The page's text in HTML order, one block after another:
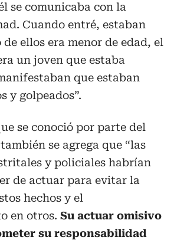
se comunicaba con la
Cuando entré, estaban
ellos era menor de edad, el
un joven que estaba
que estaban
y golpeados”.
se conoció por parte del
se agrega que “las
y policiales habrían
de actuar para evitar la
hechos y el
en otros. Su actuar omisivo
su responsabilidad